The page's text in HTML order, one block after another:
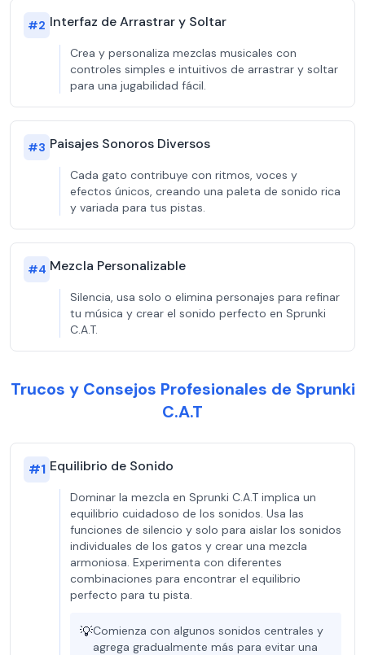
#2 Interfaz de Arrastrar y Soltar
Crea y personaliza mezclas musicales con
controles simples e intuitivos de arrastrar y soltar
para una jugabilidad fácil.
#3 Paisajes Sonoros Diversos
Cada gato contribuye con ritmos, voces y
efectos únicos, creando una paleta de sonido rica
y variada para tus pistas.
#4 Mezcla Personalizable
Silencia, usa solo o elimina personajes para refinar
tu música y crear el sonido perfecto en Sprunki
C.A.T.
Trucos y Consejos Profesionales de Sprunki
C.A.T
#1 Equilibrio de Sonido
Dominar la mezcla en Sprunki C.A.T implica un
equilibrio cuidadoso de los sonidos. Usa las
funciones de silencio y solo para aislar los sonidos
individuales de los gatos y crear una mezcla
armoniosa. Experimenta con diferentes
combinaciones para encontrar el equilibrio
perfecto para tu pista.
💡Comienza con algunos sonidos centrales y
agrega gradualmente más para evitar una